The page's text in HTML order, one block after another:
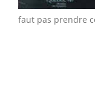
faut pas prendre